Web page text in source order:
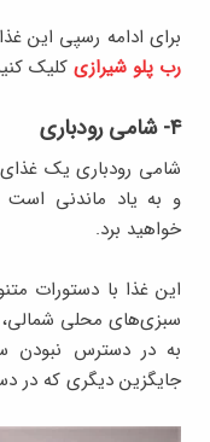
برای ادامه رسپی این
رب پلو شیرازی کلیک
۴- شامی رودباری
شامی رودباری یک
و به یاد ماندنی
خواهید برد.
این غذا با دستورات
سبزی‌های محلی شمالی،
به در دسترس نبودن
جایگزین دیگری که در